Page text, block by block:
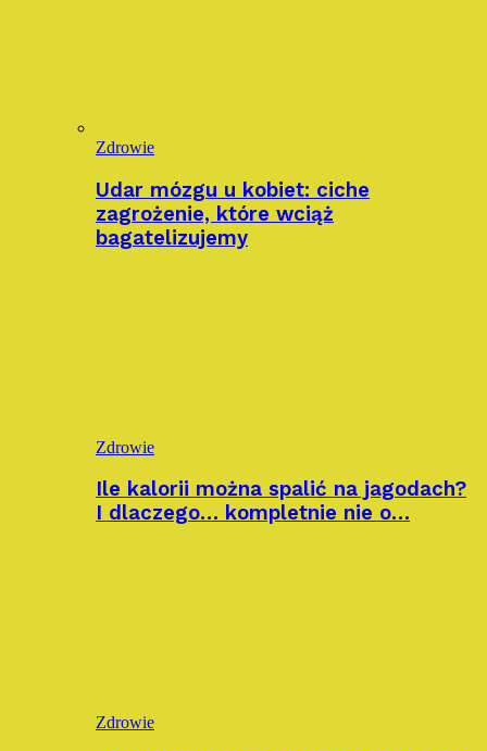
Zdrowie
Udar mózgu u kobiet: ciche
zagrożenie, które wciąż
bagatelizujemy
Zdrowie
Ile kalorii można spalić na jagodach?
I dlaczego… kompletnie nie o…
Zdrowie